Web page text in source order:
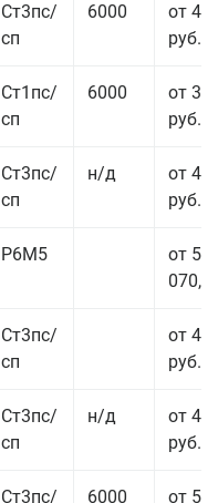
Ст3пс/
сп
6000
от 44
руб.
Ст1пс/
сп
6000
от 35
руб.
Ст3пс/
сп
н/д
от 44
руб.
Р6М5
от
Ст3пс/
сп
от 46
руб.
Ст3пс/
сп
н/д
от 44
руб.
Ст3пс/ 6000 от 50